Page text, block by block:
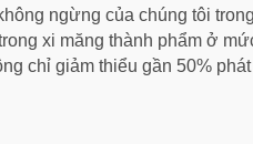
ngừng của chúng tôi
xi măng thành phẩm ở
chỉ giảm thiểu gần 50%